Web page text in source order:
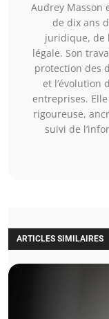
Audrey Masson
de dix ans
juridique, de
légale. Son
protection des
et l’évolution
entreprises.
rigoureuse,
suivi de
ARTICLES SIMILAIRES